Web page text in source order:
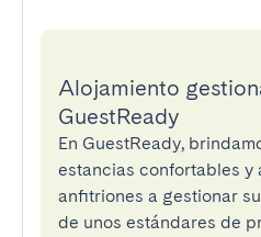
Alojamiento
GuestReady
En GuestReady,
estancias confortables y
anfitriones a gestionar
de unos estándares de